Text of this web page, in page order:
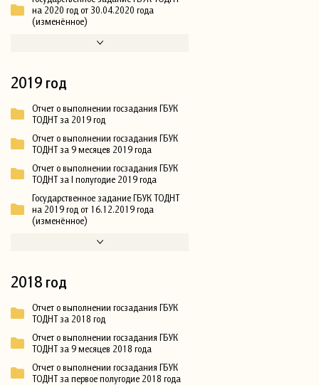
на 2020 год от 30.04.2020 года
(изменённое)
2019 год
Отчет о выполнении госзадания ГБУК
ТОДНТ за 2019 год
Отчет о выполнении госзадания ГБУК
ТОДНТ за 9 месяцев 2019 года
Отчет о выполнении госзадания ГБУК
ТОДНТ за I полугодие 2019 года
Государственное задание ГБУК ТОДНТ
на 2019 год от 16.12.2019 года
(изменённое)
2018 год
Отчет о выполнении госзадания ГБУК
ТОДНТ за 2018 год
Отчет о выполнении госзадания ГБУК
ТОДНТ за 9 месяцев 2018 года
Отчет о выполнении госзадания ГБУК
ТОДНТ за первое полугодие 2018 года